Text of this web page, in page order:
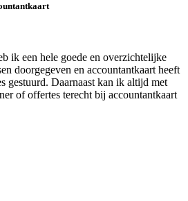
ik een hele goede en overzichtelijke
doorgegeven en accountantkaart heeft
gestuurd. Daarnaast kan ik altijd met
of offertes terecht bij accountantkaart